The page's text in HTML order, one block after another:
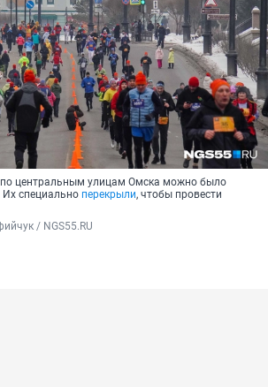
по центральным улицам Омска можно было
специально перекрыли, чтобы провести
/ NGS55.RU